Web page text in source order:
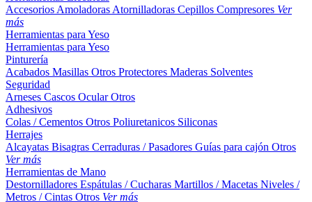
Accesorios Amoladoras Atornilladoras Cepillos Compresores Ver
más
Herramientas para Yeso
Herramientas para Yeso
Pinturería
Acabados Masillas Otros Protectores Maderas Solventes
Seguridad
Arneses Cascos OcularOtros
Adhesivos
Colas / Cementos Otros Poliuretanicos Siliconas
Herrajes
Alcayatas Bisagras Cerraduras / Pasadores Guías para cajón Otros
Ver más
Herramientas de Mano
Destornilladores Espátulas / Cucharas Martillos / Macetas Niveles /
Metros / Cintas Otros Ver más